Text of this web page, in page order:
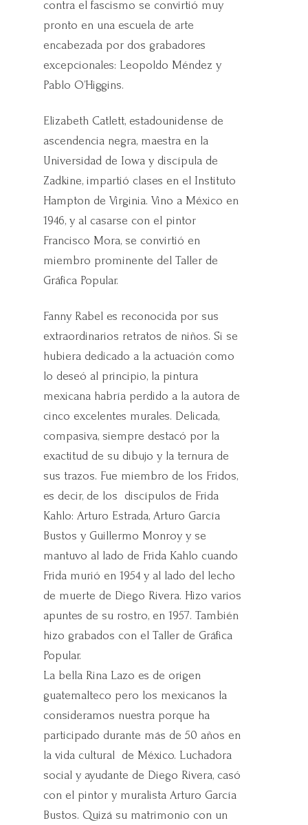
contra el fascismo se convirtió muy
pronto en una escuela de arte
encabezada por dos grabadores
excepcionales: Leopoldo Méndez y
Pablo O’Higgins.
Elizabeth Catlett, estadounidense de
ascendencia negra, maestra en la
Universidad de Iowa y discípula de
Zadkine, impartió clases en el Instituto
Hampton de Virginia. Vino a México en
1946, y al casarse con el pintor
Francisco Mora, se convirtió en
miembro prominente del Taller de
Gráfica Popular.
Fanny Rabel es reconocida por sus
extraordinarios retratos de niños. Si se
hubiera dedicado a la actuación como
lo deseó al principio, la pintura
mexicana habría perdido a la autora de
cinco excelentes murales. Delicada,
compasiva, siempre destacó por la
exactitud de su dibujo y la ternura de
sus trazos. Fue miembro de los Fridos,
es decir, de los discípulos de Frida
Kahlo: Arturo Estrada, Arturo García
Bustos y Guillermo Monroy y se
mantuvo al lado de Frida Kahlo cuando
Frida murió en 1954 y al lado del lecho
de muerte de Diego Rivera. Hizo varios
apuntes de su rostro, en 1957. También
hizo grabados con el Taller de Gráfica
Popular.
La bella Rina Lazo es de origen
guatemalteco pero los mexicanos la
consideramos nuestra porque ha
participado durante más de 50 años en
la vida cultural de México. Luchadora
social y ayudante de Diego Rivera, casó
con el pintor y muralista Arturo García
Bustos. Quizá su matrimonio con un